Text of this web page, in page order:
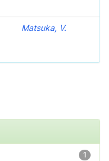
Matsuka, V.
1